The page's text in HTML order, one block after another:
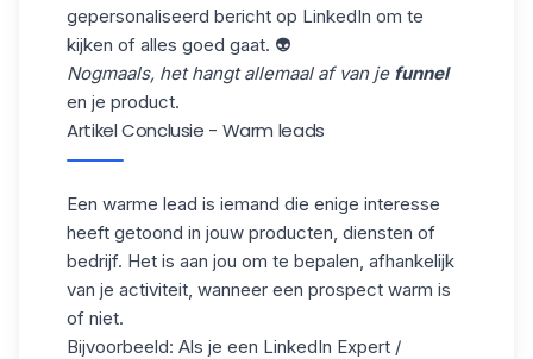
gepersonaliseerd bericht op LinkedIn om te
kijken of alles goed gaat. 👽
Nogmaals, het hangt allemaal af van je funnel
en je product.
Artikel Conclusie - Warm leads
Een warme lead is iemand die enige interesse
heeft getoond in jouw producten, diensten of
bedrijf. Het is aan jou om te bepalen, afhankelijk
van je activiteit, wanneer een prospect warm is
of niet.
Bijvoorbeeld: Als je een LinkedIn Expert /